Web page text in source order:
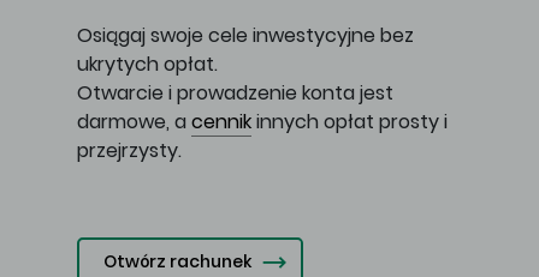
Osiągaj swoje cele inwestycyjne bez
ukrytych opłat.
Otwarcie i prowadzenie konta jest
darmowe, a cennikinnych opłat prosty i
przejrzysty.
Otwórz rachunek